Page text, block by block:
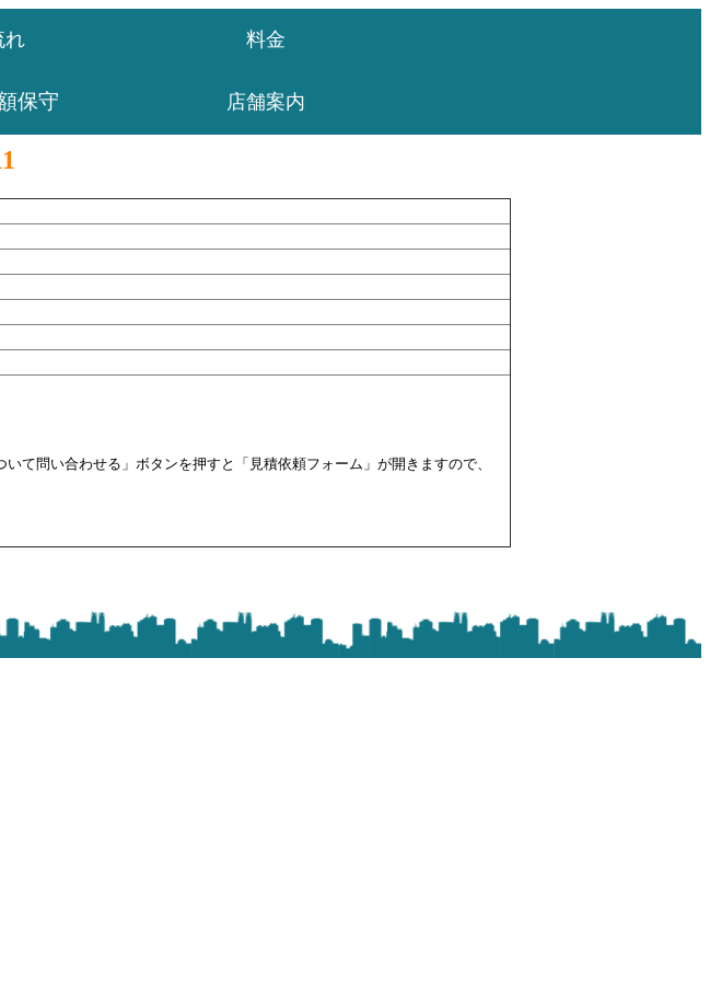
れ 料金
保守 店舗案内
て問い合わせる」ボタンを押すと「見積依頼フォーム」が開きますので、